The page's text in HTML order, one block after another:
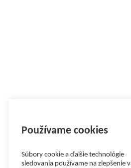
Používame cookies
Súbory cookie a ďalšie technológie
sledovania používame na zlepšenie